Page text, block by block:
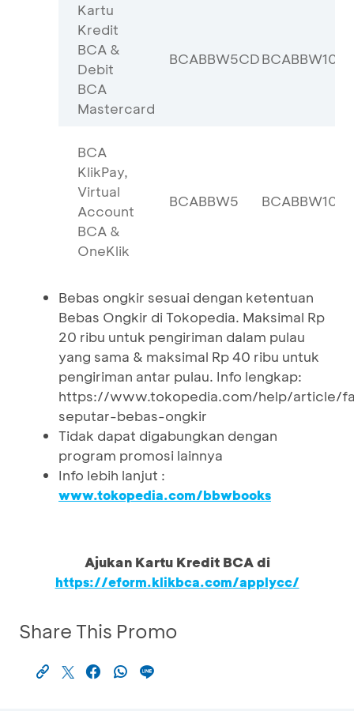
Kartu
Kredit
BCA &
Debit
BCA
Mastercard
BCABBW5CD
BCA
KlikPay,
Virtual
Account
BCA &
OneKlik
BCABBW5 BCABBW10
Bebas ongkir sesuai dengan ketentuan
Bebas Ongkir di Tokopedia. Maksimal Rp
20 ribu untuk pengiriman dalam pulau
yang sama & maksimal Rp 40 ribu untuk
pengiriman antar pulau. Info lengkap:
https://www.tokopedia.com/help/article/
seputar-bebas-ongkir
Tidak dapat digabungkan dengan
program promosi lainnya
Info lebih lanjut :
www.tokopedia.com/bbwbooks
Ajukan Kartu Kredit BCA di
https://eform.klikbca.com/applycc/
Share This Promo